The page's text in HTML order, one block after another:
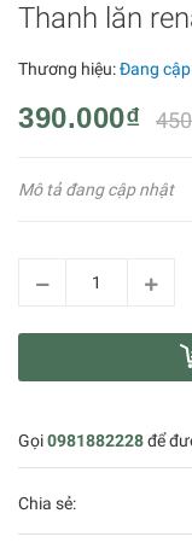
Thanh lăn
Thương hiệu:Đang
390.000₫
Mô tả đang cập nhật
Gọi0981882228để
Chia sẻ: